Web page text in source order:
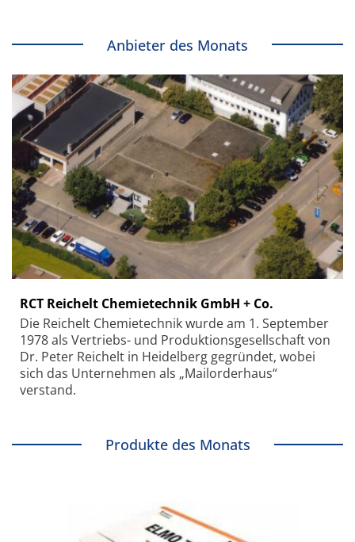
Anbieter des Monats
RCT Reichelt Chemietechnik GmbH + Co.
Die Reichelt Chemietechnik wurde am 1. September
1978 als Vertriebs- und Produktionsgesellschaft von
Dr. Peter Reichelt in Heidelberg gegründet, wobei
sich das Unternehmen als „Mailorderhaus“
verstand.
Produkte des Monats